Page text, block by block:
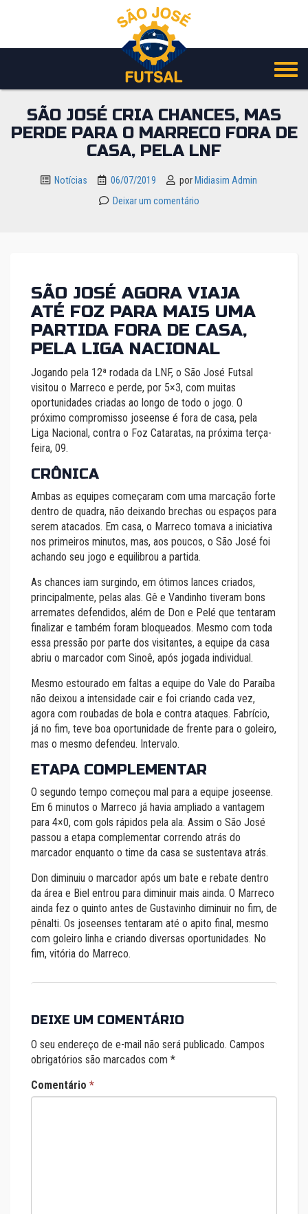
o
SÃO JOSÉ CRIA CHANCES, MAS
PERDE PARA O MARRECO FORA DE
CASA, PELA LNF
Notícias 06/07/2019 por Midiasim Admin
Deixar um comentário
SÃO JOSÉ AGORA VIAJA
ATÉ FOZ PARA MAIS UMA
PARTIDA FORA DE CASA,
PELA LIGA NACIONAL
Jogando pela 12ª rodada da LNF, o São José Futsal
visitou o Marreco e perde, por 5×3, com muitas
oportunidades criadas ao longo de todo o jogo. O
próximo compromisso joseense é fora de casa, pela
Liga Nacional, contra o Foz Cataratas, na próxima terça-
feira, 09.
CRÔNICA
Ambas as equipes começaram com uma marcação forte
dentro de quadra, não deixando brechas ou espaços para
serem atacados. Em casa, o Marreco tomava a iniciativa
nos primeiros minutos, mas, aos poucos, o São José foi
achando seu jogo e equilibrou a partida.
As chances iam surgindo, em ótimos lances criados,
principalmente, pelas alas. Gê e Vandinho tiveram bons
arremates defendidos, além de Don e Pelé que tentaram
finalizar e também foram bloqueados. Mesmo com toda
essa pressão por parte dos visitantes, a equipe da casa
abriu o marcador com Sinoê, após jogada individual.
Mesmo estourado em faltas a equipe do Vale do Paraíba
não deixou a intensidade cair e foi criando cada vez,
agora com roubadas de bola e contra ataques. Fabrício,
já no fim, teve boa oportunidade de frente para o goleiro,
mas o mesmo defendeu. Intervalo.
ETAPA COMPLEMENTAR
O segundo tempo começou mal para a equipe joseense.
Em 6 minutos o Marreco já havia ampliado a vantagem
para 4×0, com gols rápidos pela ala. Assim o São José
passou a etapa complementar correndo atrás do
marcador enquanto o time da casa se sustentava atrás.
Don diminuiu o marcador após um bate e rebate dentro
da área e Biel entrou para diminuir mais ainda. O Marreco
ainda fez o quinto antes de Gustavinho diminuir no fim, de
pênalti. Os joseenses tentaram até o apito final, mesmo
com goleiro linha e criando diversas oportunidades. No
fim, vitória do Marreco.
DEIXE UM COMENTÁRIO
O seu endereço de e-mail não será publicado. Campos
obrigatórios são marcados com *
Comentário *